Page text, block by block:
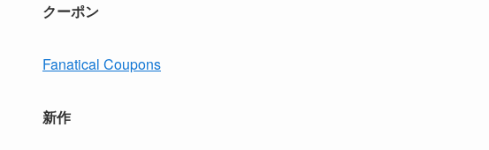
クーポン
Fanatical Coupons
新作